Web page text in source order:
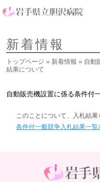
新着情報
トップページ » 新着情報 » 自動
結果について
自動販売機設置に係る条件付
このことについて、入札結果
条件付一般競争入札結果一覧